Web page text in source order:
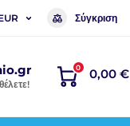
Σύγκριση
0 0,00 €